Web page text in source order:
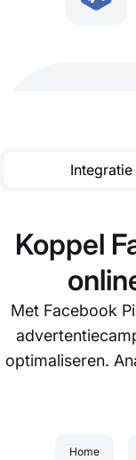
Integratie
Koppel
Met Facebook
optimaliseren.
Home